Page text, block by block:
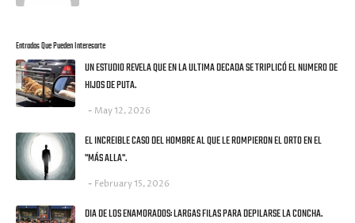
Entradas Que Pueden Interesarte
UN ESTUDIO REVELA QUE EN LA ULTIMA DECADA SE TRIPLICÓ EL NUMERO DE
HIJOS DE PUTA.
May 12, 2026
EL INCREIBLE CASO DEL HOMBRE AL QUE LE ROMPIERON EL ORTO EN EL
"MÁS ALLA".
February 15, 2026
DIA DE LOS ENAMORADOS: LARGAS FILAS PARA DEPILARSE LA CONCHA.